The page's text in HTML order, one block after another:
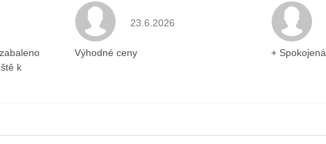
je 5 z 5 hvězdiček.
k
Hodnocení obchodu je 5 z 5 hvězdiček.
23.6.2026
Výhodné ceny + Spokojená